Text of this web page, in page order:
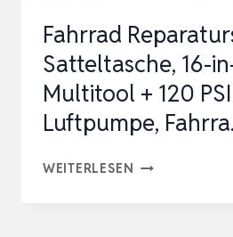
Fahrrad
Satteltasche, 16-
Multitool + 120
Luftpumpe,
WEITERLESEN FAHRRAD